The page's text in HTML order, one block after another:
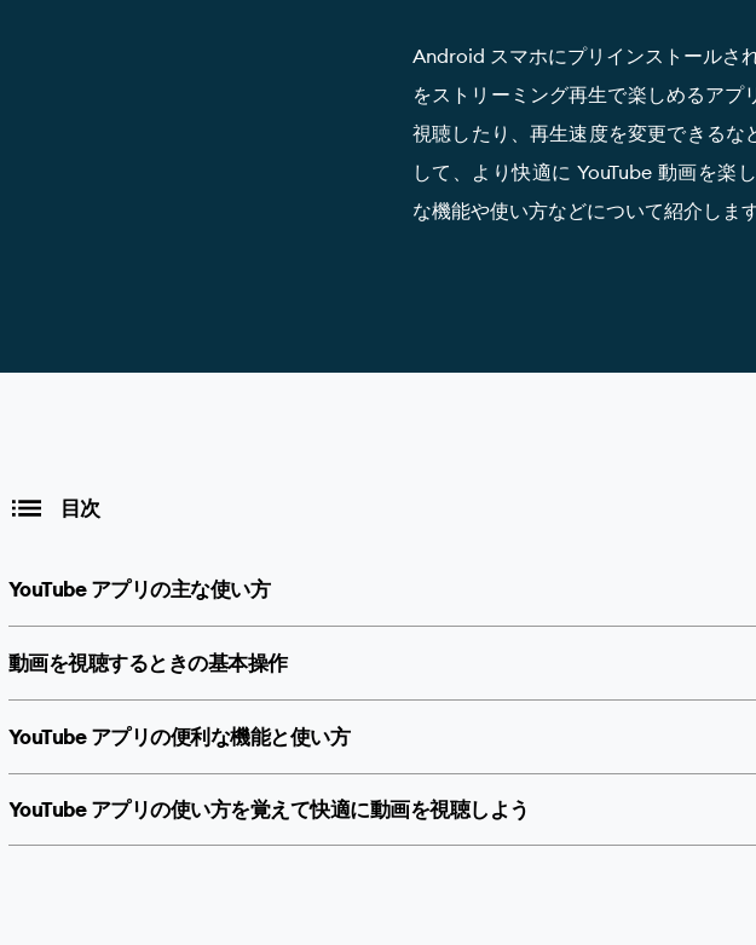
Android スマホにプリインストールさ
をストリーミング再生で楽しめるアプ
視聴したり、再生速度を変更できる
して、より快適に YouTube 動画を楽
な機能や使い方などについて紹介します
目次
YouTube アプリの主な使い方
動画を視聴するときの基本操作
YouTube アプリの便利な機能と使い方
YouTube アプリの使い方を覚えて快適に動画を視聴しよう